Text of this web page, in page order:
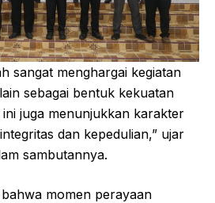
sangat menghargai kegiatan
sebagai bentuk kekuatan
juga menunjukkan karakter
dan kepedulian,” ujar
sambutannya.
momen perayaan